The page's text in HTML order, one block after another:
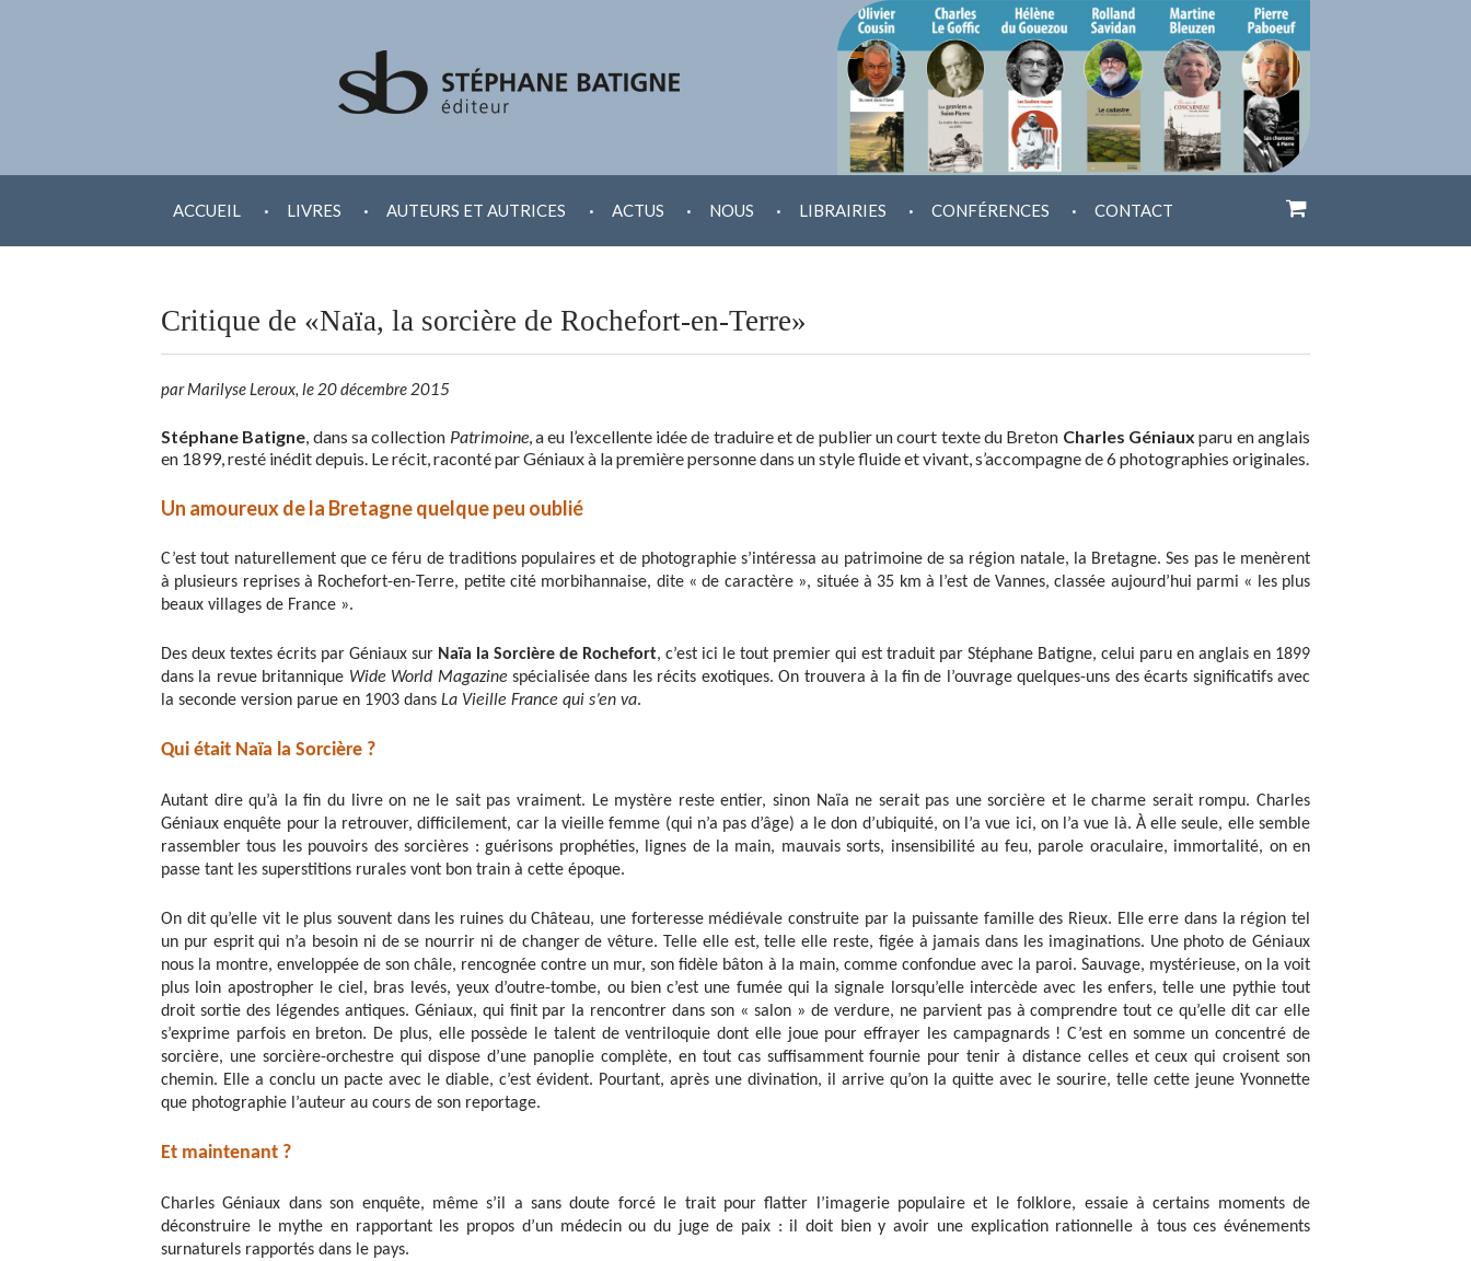
AU
ACCUEIL . LIVRES . AUTEURS ET AUTRICES . ACTUS . NOUS . LIBRAIRIES . CONFÉRENCES . CONTACT
Critique de «Naïa, la sorcière de Rochefort-en-Terre»
par Marilyse Leroux, le 20 décembre 2015
Stéphane Batigne, dans sa collection Patrimoine, a eu l’excellente idée de traduire et de publier un court texte du Breton Charles Géniaux paru en anglais
en 1899, resté inédit depuis. Le récit, raconté par Géniaux à la première personne dans un style fluide et vivant, s’accompagne de 6 photographies originales.
Un amoureux de la Bretagne quelque peu oublié
C’est tout naturellement que ce féru de traditions populaires et de photographie s’intéressa au patrimoine de sa région natale, la Bretagne. Ses pas le menèrent
à plusieurs reprises à Rochefort-en-Terre, petite cité morbihannaise, dite « de caractère », située à 35 km à l’est de Vannes, classée aujourd’hui parmi « les plus
beaux villages de France ».
Des deux textes écrits par Géniaux sur Naïa la Sorcière de Rochefort, c’est ici le tout premier qui est traduit par Stéphane Batigne, celui paru en anglais en 1899
dans la revue britannique Wide World Magazinespécialisée dans les récits exotiques. On trouvera à la fin de l’ouvrage quelques-uns des écarts significatifs avec
la seconde version parue en 1903 dans La Vieille France qui s’en va.
Qui était Naïa la Sorcière ?
Autant dire qu’à la fin du livre on ne le sait pas vraiment. Le mystère reste entier, sinon Naïa ne serait pas une sorcière et le charme serait rompu. Charles
Géniaux enquête pour la retrouver, difficilement, car la vieille femme (qui n’a pas d’âge) a le don d’ubiquité, on l’a vue ici, on l’a vue là. À elle seule, elle semble
rassembler tous les pouvoirs des sorcières : guérisons prophéties, lignes de la main, mauvais sorts, insensibilité au feu, parole oraculaire, immortalité, on en
passe tant les superstitions rurales vont bon train à cette époque.
On dit qu’elle vit le plus souvent dans les ruines du Château, une forteresse médiévale construite par la puissante famille des Rieux. Elle erre dans la région tel
un pur esprit qui n’a besoin ni de se nourrir ni de changer de vêture. Telle elle est, telle elle reste, figée à jamais dans les imaginations. Une photo de Géniaux
nous la montre, enveloppée de son châle, rencognée contre un mur, son fidèle bâton à la main, comme confondue avec la paroi. Sauvage, mystérieuse, on la voit
plus loin apostropher le ciel, bras levés, yeux d’outre-tombe, ou bien c’est une fumée qui la signale lorsqu’elle intercède avec les enfers, telle une pythie tout
droit sortie des légendes antiques. Géniaux, qui finit par la rencontrer dans son « salon » de verdure, ne parvient pas à comprendre tout ce qu’elle dit car elle
s’exprime parfois en breton. De plus, elle possède le talent de ventriloquie dont elle joue pour effrayer les campagnards ! C’est en somme un concentré de
sorcière, une sorcière-orchestre qui dispose d’une panoplie complète, en tout cas suffisamment fournie pour tenir à distance celles et ceux qui croisent son
chemin. Elle a conclu un pacte avec le diable, c’est évident. Pourtant, après une divination, il arrive qu’on la quitte avec le sourire, telle cette jeune Yvonnette
que photographie l’auteur au cours de son reportage.
Et maintenant ?
Charles Géniaux dans son enquête, même s’il a sans doute forcé le trait pour flatter l’imagerie populaire et le folklore, essaie à certains moments de
déconstruire le mythe en rapportant les propos d’un médecin ou du juge de paix : il doit bien y avoir une explication rationnelle à tous ces événements
surnaturels rapportés dans le pays.